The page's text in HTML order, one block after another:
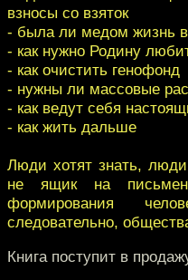
взносы со взяток
- была ли медом жизнь
- как нужно Родину
- как очистить генофонд
- нужны ли массовые
- как ведут себя
- как жить дальше
Люди хотят знать,
не ящик на
формирования
следовательно,
Книга поступит в